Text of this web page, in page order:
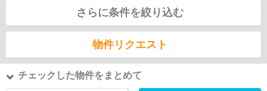
さらに条件を絞り込む
物件リクエスト
チェックした物件をまとめて